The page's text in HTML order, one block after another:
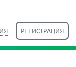
РЕГИСТРАЦИЯ